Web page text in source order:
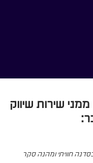
שירות שיווק
חוויתי ומהנה סקר